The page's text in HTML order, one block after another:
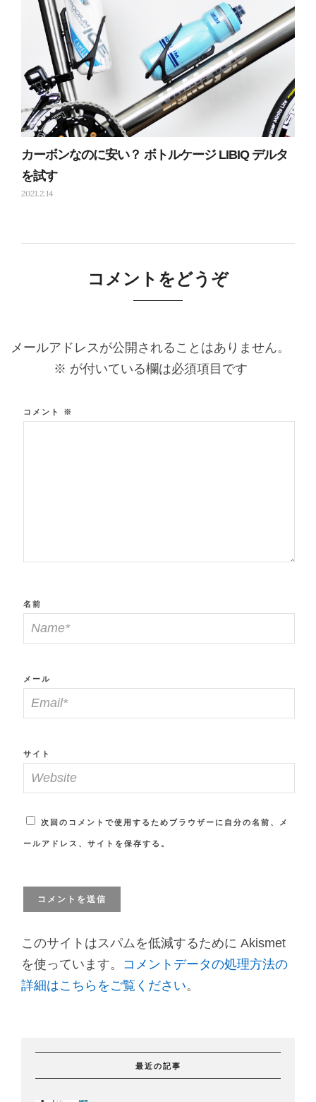
カーボンなのに安い？ ボトルケージ LIBIQ デルタ
を試す
2021.2.14
コメントをどうぞ
メールアドレスが公開されることはありません。
※ が付いている欄は必須項目です
コメント ※
名前
メール
サイト
次回のコメントで使用するためブラウザーに自分の名前、メ
ールアドレス、サイトを保存する。
このサイトはスパムを低減するために Akismet
を使っています。 コメントデータの処理方法の
詳細はこちらをご覧ください。
最近の記事